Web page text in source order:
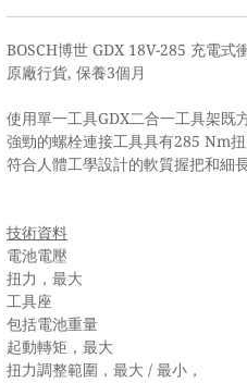
BOSCH博世 GDX 18V-285 充電式
原廠行貨, 保養3個月
使用單一工具GDX二合一工具架既
強勁的螺栓連接工具具有285 Nm
符合人體工學設計的軟質握把和細
技術資料
電池電
扭力，最
工具
包括電池重
起動轉矩，最
扭力調整範圍，最大 / 最小